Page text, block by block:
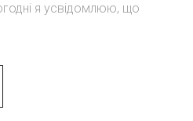
я усвідомлюю, що